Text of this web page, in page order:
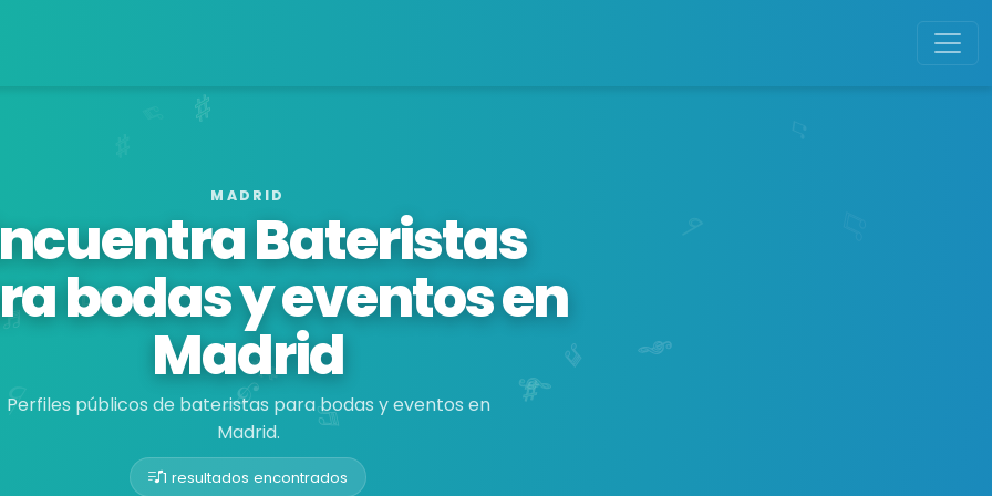
MADRID
Bateristas
bodas y eventos en
Madrid
Perfiles públicos de bateristas para bodas y eventos en
Madrid.
1 resultados encontrados